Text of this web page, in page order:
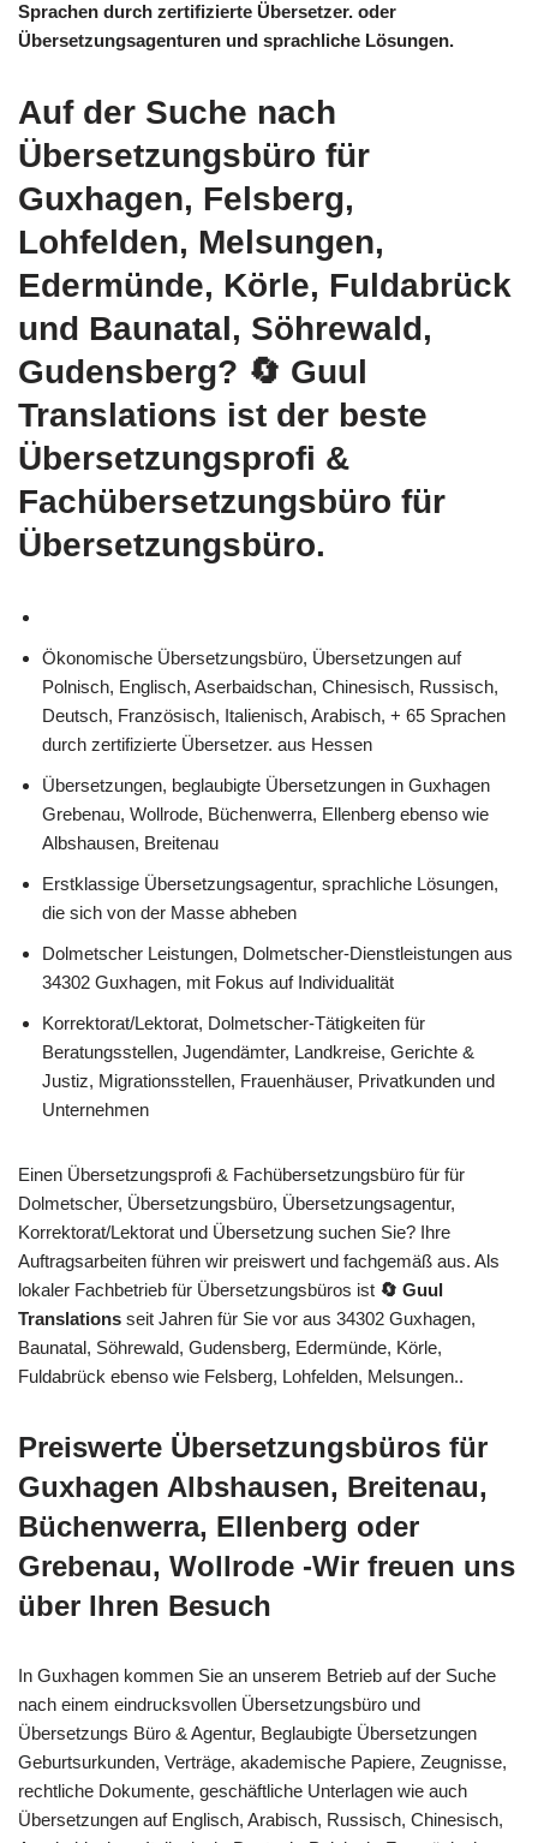
Sprachen durch zertifizierte Übersetzer. oder
Übersetzungsagenturen und sprachliche Lösungen.
Auf der Suche nach
Übersetzungsbüro für
Guxhagen, Felsberg,
Lohfelden, Melsungen,
Edermünde, Körle, Fuldabrück
und Baunatal, Söhrewald,
Gudensberg? 🔄 Guul
Translations ist der beste
Übersetzungsprofi &
Fachübersetzungsbüro für
Übersetzungsbüro.
Ökonomische Übersetzungsbüro, Übersetzungen auf
Polnisch, Englisch, Aserbaidschan, Chinesisch, Russisch,
Deutsch, Französisch, Italienisch, Arabisch, + 65 Sprachen
durch zertifizierte Übersetzer. aus Hessen
Übersetzungen, beglaubigte Übersetzungen in Guxhagen
Grebenau, Wollrode, Büchenwerra, Ellenberg ebenso wie
Albshausen, Breitenau
Erstklassige Übersetzungsagentur, sprachliche Lösungen,
die sich von der Masse abheben
Dolmetscher Leistungen, Dolmetscher-Dienstleistungen aus
34302 Guxhagen, mit Fokus auf Individualität
Korrektorat/Lektorat, Dolmetscher-Tätigkeiten für
Beratungsstellen, Jugendämter, Landkreise, Gerichte &
Justiz, Migrationsstellen, Frauenhäuser, Privatkunden und
Unternehmen
Einen Übersetzungsprofi & Fachübersetzungsbüro für für
Dolmetscher, Übersetzungsbüro, Übersetzungsagentur,
Korrektorat/Lektorat und Übersetzung suchen Sie? Ihre
Auftragsarbeiten führen wir preiswert und fachgemäß aus. Als
lokaler Fachbetrieb für Übersetzungsbüros ist 🔄 Guul
Translations seit Jahren für Sie vor aus 34302 Guxhagen,
Baunatal, Söhrewald, Gudensberg, Edermünde, Körle,
Fuldabrück ebenso wie Felsberg, Lohfelden, Melsungen..
Preiswerte Übersetzungsbüros für
Guxhagen Albshausen, Breitenau,
Büchenwerra, Ellenberg oder
Grebenau, Wollrode -Wir freuen uns
über Ihren Besuch
In Guxhagen kommen Sie an unserem Betrieb auf der Suche
nach einem eindrucksvollen Übersetzungsbüro und
Übersetzungs Büro & Agentur, Beglaubigte Übersetzungen
Geburtsurkunden, Verträge, akademische Papiere, Zeugnisse,
rechtliche Dokumente, geschäftliche Unterlagen wie auch
Übersetzungen auf Englisch, Arabisch, Russisch, Chinesisch,